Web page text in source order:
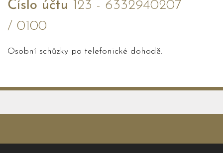
Číslo účtu 123 - 6332940207
/ 0100
Osobní schůzky po telefonické dohodě.